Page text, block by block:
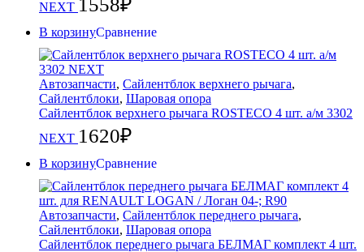
NEXT 1558₽
В корзинуСравнение
Автозапчасти, Сайлентблок верхнего рычага,
Сайлентблоки, Шаровая опора
Сайлентблок верхнего рычага ROSTECO 4 шт. а/м 3302
NEXT 1620₽
В корзинуСравнение
Автозапчасти, Сайлентблок переднего рычага,
Сайлентблоки, Шаровая опора
Сайлентблок переднего рычага БЕЛМАГ комплект 4 шт.